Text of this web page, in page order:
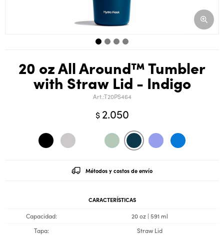
20 oz All Around™ Tumbler
with Straw Lid - Indigo
T20PS464
$ 2.050
Métodos y costos de envío
CARACTERÍSTICAS
Capacidad
20 oz | 591 ml
Tapa
Straw Lid